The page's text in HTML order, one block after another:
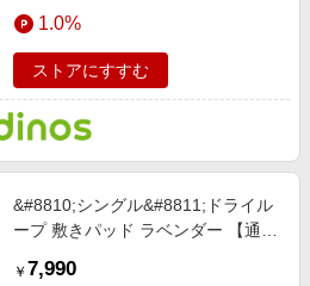
1.0%
ストアにすすむ
&#8810;シングル&#8811;ドライル
ープ 敷きパッド ラベンダー 【通
￥ 7,990